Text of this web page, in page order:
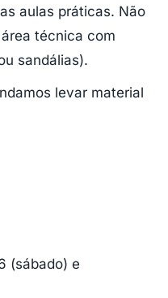
aulas práticas. Não
técnica com
sandálias).
levar material
(sábado) e